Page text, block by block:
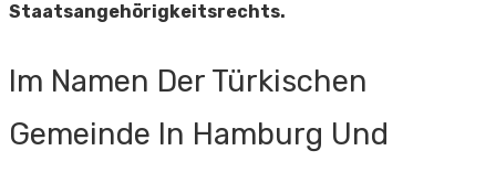
Staatsangehörigkeitsrechts.
Im Namen Der Türkischen
Gemeinde In Hamburg Und